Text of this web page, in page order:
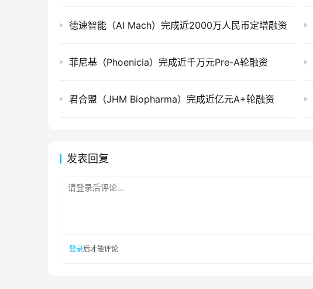
德速智能（AI Mach）完成近2000万人民币定增融资
菲尼基（Phoenicia）完成近千万元Pre-A轮融资
君合盟（JHM Biopharma）完成近亿元A+轮融资
发表回复
请登录后评论...
登录后才能评论